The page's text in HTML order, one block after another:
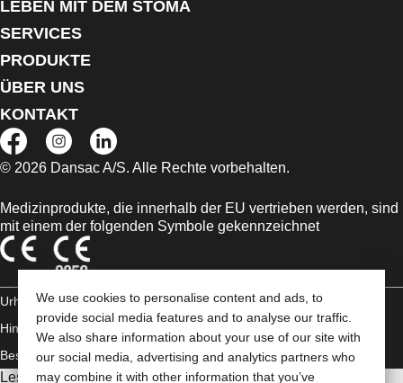
We use cookies to personalise content and ads, to
provide social media features and to analyse our traffic.
We also share information about your use of our site with
our social media, advertising and analytics partners who
may combine it with other information that you’ve
LEBEN MIT DEM STOMA
SERVICES
PRODUKTE
ÜBER UNS
KONTAKT
© 2026 Dansac A/S. Alle Rechte vorbehalten.
Medizinprodukte, die innerhalb der EU vertrieben werden, sind
mit einem der folgenden Symbole gekennzeichnet
Urheberrechts-
Hinweis/Nutzungsbedingungen
Datenschutz-
Bestimmungen Umgang mit Cookies
Lesen Sie vor der Verwendung der angeführten Produkte